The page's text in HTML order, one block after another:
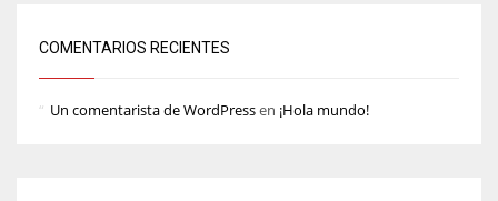
COMENTARIOS RECIENTES
Un comentarista de WordPressen ¡Hola mundo!